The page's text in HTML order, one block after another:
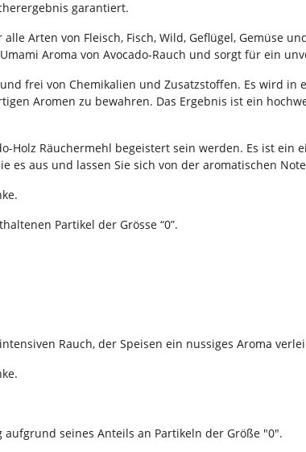
garantiert.
Arten von Fleisch, Fisch, Wild, Geflügel, Gemüse
Aroma von Avocado-Rauch und sorgt für ein
frei von Chemikalien und Zusatzstoffen. Es wird
Aromen zu bewahren. Das Ergebnis ist ein
Holz Räuchermehl begeistert sein werden. Es ist
es aus und lassen Sie sich von der aromatischen
Partikel der Grösse “0”.
Rauch, der Speisen ein nussiges Aroma
seines Anteils an Partikeln der Größe "0".